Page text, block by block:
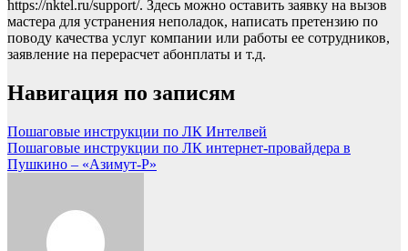
https://nktel.ru/support/. Здесь можно оставить заявку на вызов
мастера для устранения неполадок, написать претензию по
поводу качества услуг компании или работы ее сотрудников,
заявление на перерасчет абонплаты и т.д.
Навигация по записям
Пошаговые инструкции по ЛК Интелвей
Пошаговые инструкции по ЛК интернет-провайдера в
Пушкино – «Азимут-Р»